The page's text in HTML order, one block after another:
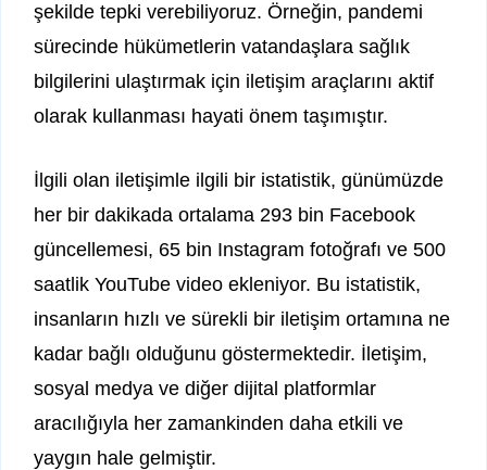
şekilde tepki verebiliyoruz. Örneğin, pandemi
sürecinde hükümetlerin vatandaşlara sağlık
bilgilerini ulaştırmak için iletişim araçlarını aktif
olarak kullanması hayati önem taşımıştır.
İlgili olan iletişimle ilgili bir istatistik, günümüzde
her bir dakikada ortalama 293 bin Facebook
güncellemesi, 65 bin Instagram fotoğrafı ve 500
saatlik YouTube video ekleniyor. Bu istatistik,
insanların hızlı ve sürekli bir iletişim ortamına ne
kadar bağlı olduğunu göstermektedir. İletişim,
sosyal medya ve diğer dijital platformlar
aracılığıyla her zamankinden daha etkili ve
yaygın hale gelmiştir.